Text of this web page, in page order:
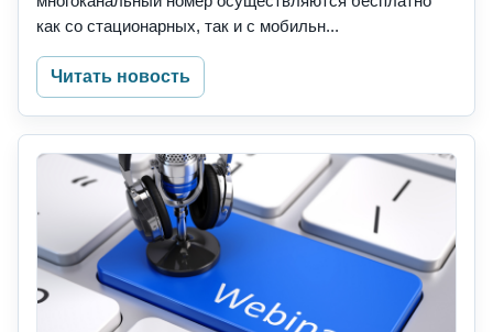
как со стационарных, так и с мобильн...
Читать новость